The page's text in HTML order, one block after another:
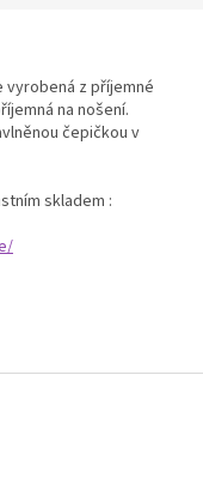
vyrobená z příjemné
na nošení.
čepičkou v
skladem :